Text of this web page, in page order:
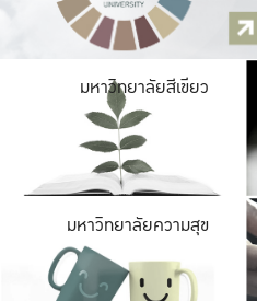
มหาวิทยาลัยสีเขียว
มหาวิทยาลัยความสุข